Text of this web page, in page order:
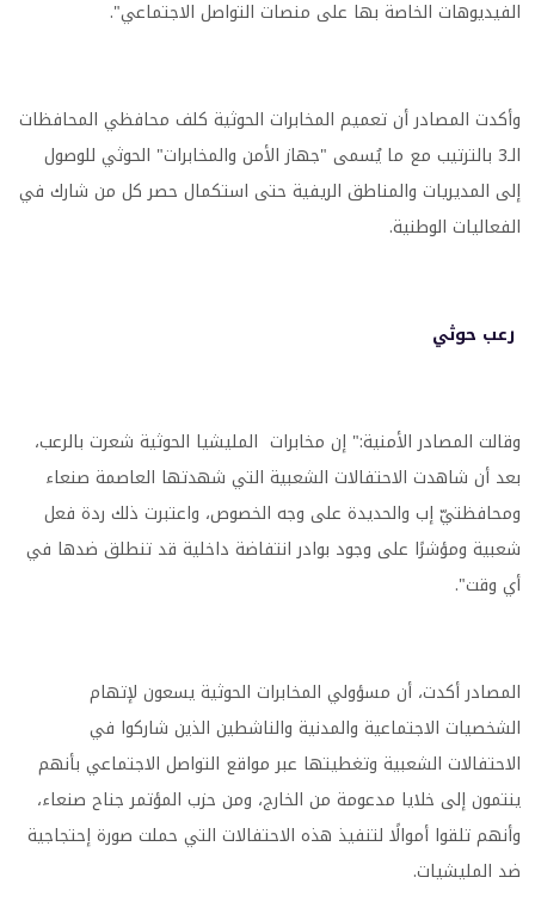
الفيديوهات الخاصة بها على منصات التواصل الاجتماعي".
وأكدت المصادر أن تعميم المخابرات الحوثية كلف محافظي المحافظات
الـ3 بالترتيب مع ما يُسمى "جهاز الأمن والمخابرات" الحوثي للوصول
إلى المديريات والمناطق الريفية حتى استكمال حصر كل من شارك في
الفعاليات الوطنية.
رعب حوثي
وقالت المصادر الأمنية:" إن مخابرات المليشيا الحوثية شعرت بالرعب،
بعد أن شاهدت الاحتفالات الشعبية التي شهدتها العاصمة صنعاء
ومحافظتيّ إب والحديدة على وجه الخصوص، واعتبرت ذلك ردة فعل
شعبية ومؤشرًا على وجود بوادر انتفاضة داخلية قد تنطلق ضدها في
أي وقت".
المصادر أكدت، أن مسؤولي المخابرات الحوثية يسعون لإتهام
الشخصيات الاجتماعية والمدنية والناشطين الذين شاركوا في
الاحتفالات الشعبية وتغطيتها عبر مواقع التواصل الاجتماعي بأنهم
ينتمون إلى خلايا مدعومة من الخارج، ومن حزب المؤتمر جناح صنعاء،
وأنهم تلقوا أموالًا لتنفيذ هذه الاحتفالات التي حملت صورة إحتجاجية
ضد المليشيات.